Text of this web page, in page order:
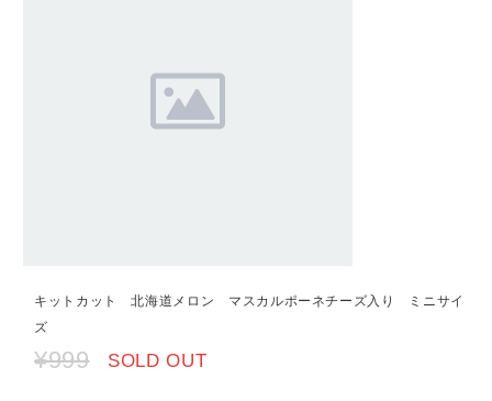
キットカット 北海道メロン マスカルポーネチーズ入り ミニサイ
ズ
¥999 SOLD OUT